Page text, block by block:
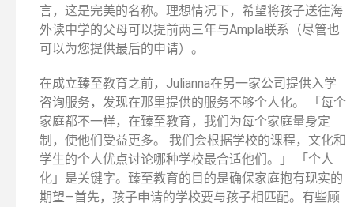
言，这是完美的名称。理想情况下，希望将孩子送往海
外读中学的父母可以提前两三年与Ampla联系（尽管也
可以为您提供最后的申请）。
在成立臻至教育之前，Julianna在另一家公司提供入学
咨询服务，发现在那里提供的服务不够个人化。 「每个
家庭都不一样，在臻至教育，我们为每个家庭量身定
制，使他们受益更多。 我们会根据学校的课程，文化和
学生的个人优点讨论哪种学校最合适他们。」 「个人
化」是关键字。臻至教育的目的是确保家庭抱有现实的
期望—首先，孩子申请的学校要与孩子相匹配。有些顾